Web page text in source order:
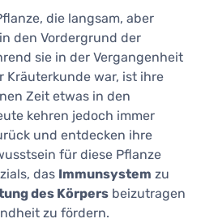
die langsam, aber
den Vordergrund der
sie in der Vergangenheit
Kräuterkunde war, ist ihre
Zeit etwas in den
kehren jedoch immer
und entdecken ihre
für diese Pflanze
das Immunsystem zu
des Körpers beizutragen
zu fördern.